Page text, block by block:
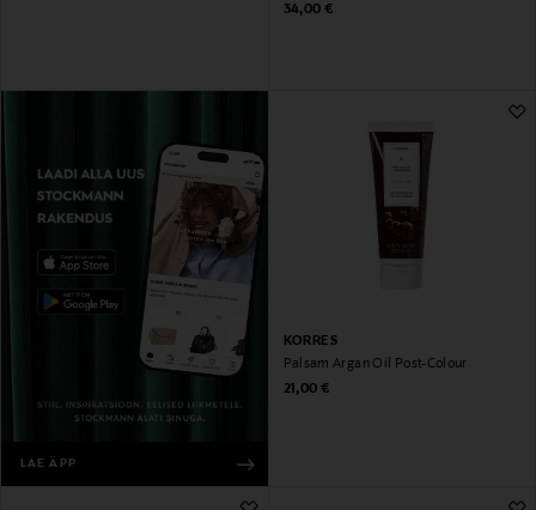
Original Price
34,00 €
LAE ÄPP
KORRES
Palsam Argan Oil Post-Colour
Original Price
21,00 €